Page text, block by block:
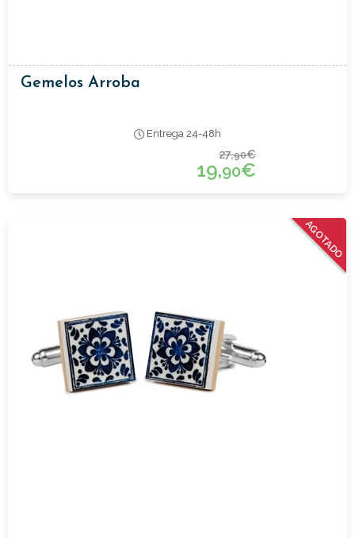
Gemelos Arroba
Entrega 24-48h
27,90€
19,90€
AGOTADO